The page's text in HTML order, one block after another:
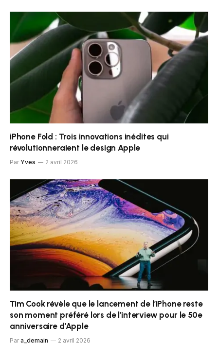
iPhone Fold : Trois innovations inédites qui
révolutionneraient le design Apple
Par Yves 2 avril 2026
Tim Cook révèle que le lancement de l’iPhone reste
son moment préféré lors de l’interview pour le 50e
anniversaire d’Apple
Par a_demain 2 avril 2026